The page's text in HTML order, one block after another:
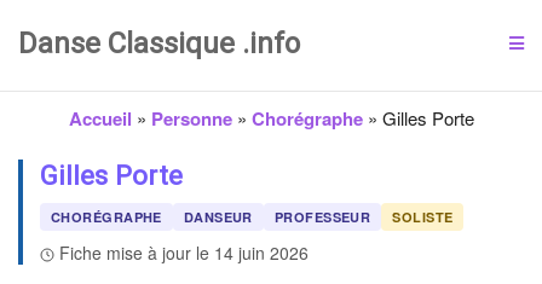
Danse Classique .info
Accueil » Personne» Chorégraphe» Gilles Porte
Gilles Porte
CHORÉGRAPHE DANSEUR PROFESSEUR SOLISTE
Fiche mise à jour le 14 juin 2026